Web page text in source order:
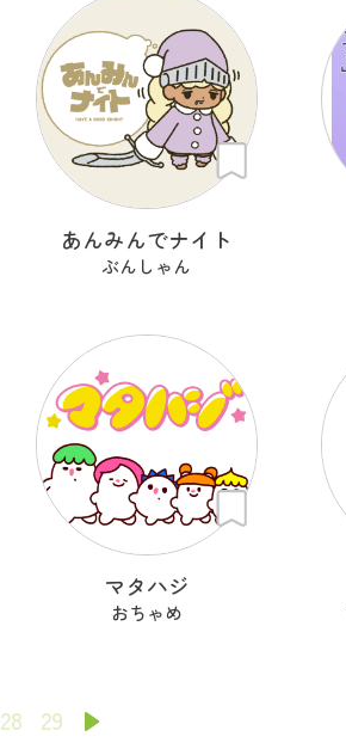
あんみんでナイト
ぶんしゃん
マタハジ
おちゃめ
28 29